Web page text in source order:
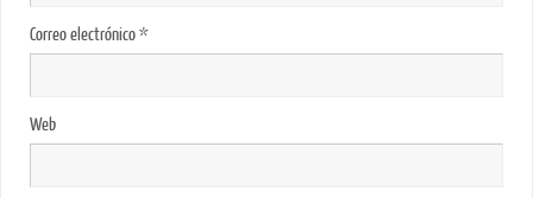
Correo electrónico*
Web